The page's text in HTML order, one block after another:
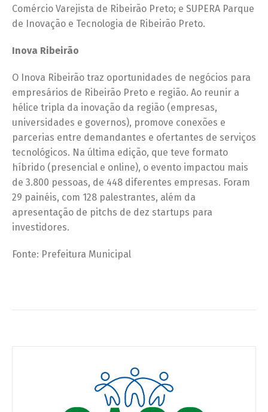
Comércio Varejista de Ribeirão Preto; e SUPERA Parque
de Inovação e Tecnologia de Ribeirão Preto.
Inova Ribeirão
O Inova Ribeirão traz oportunidades de negócios para
empresários de Ribeirão Preto e região. Ao reunir a
hélice tripla da inovação da região (empresas,
universidades e governos), promove conexões e
parcerias entre demandantes e ofertantes de serviços
tecnológicos. Na última edição, que teve formato
híbrido (presencial e online), o evento impactou mais
de 3.800 pessoas, de 448 diferentes empresas. Foram
29 painéis, com 128 palestrantes, além da
apresentação de pitchs de dez startups para
investidores.
Fonte: Prefeitura Municipal